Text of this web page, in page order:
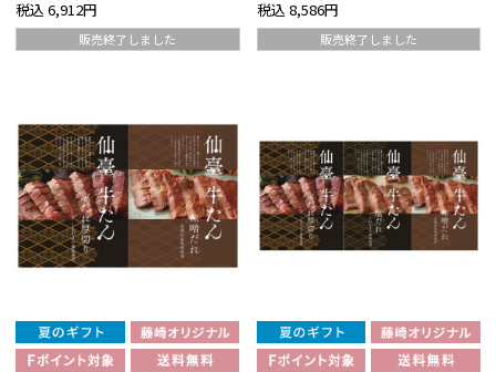
税込 6,912円
販売終了しました
税込 8,586円
販売終了しました